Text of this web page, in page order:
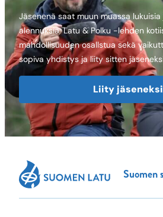
Jäsenenä saat muun muassa
alennuksia, Latu & Polku -lehden
mahdollisuuden osallstua sekä
sopiva yhdistys ja liity sitten
Liity jäseneksi
Suomen